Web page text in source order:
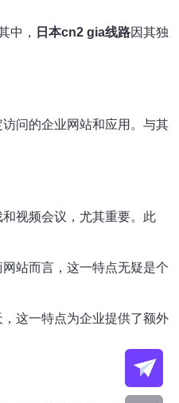
中， 日本cn2 gia线路因其独
问的企业网站和应用。与其
视频会议，尤其重要。此
站而言，这一特点无疑是个
这一特点为企业提供了额外